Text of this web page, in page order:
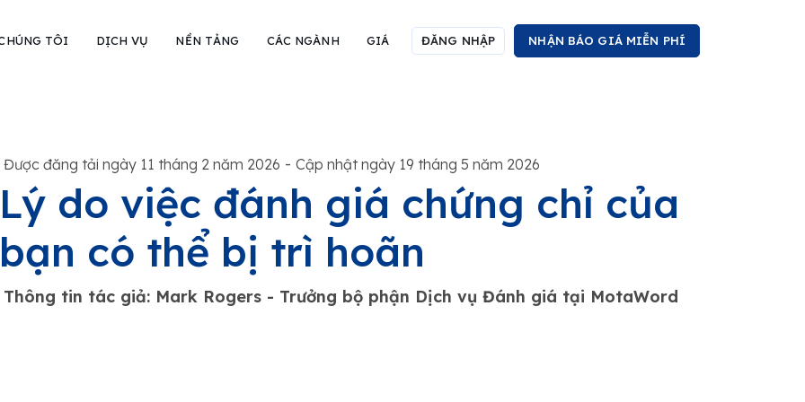
TÔI DỊCH VỤ NỀN TẢNG CÁC NGÀNH GIÁ ĐĂNG NHẬP NHẬN BÁO GIÁ MIỄN PHÍ
Được đăng tải ngày 11 tháng 2 năm 2026 - Cập nhật ngày 19 tháng 5 năm 2026
do việc đánh giá chứng chỉ của
có thể bị trì hoãn
Thông tin tác giả: Mark Rogers - Trưởng bộ phận Dịch vụ Đánh giá tại MotaWord